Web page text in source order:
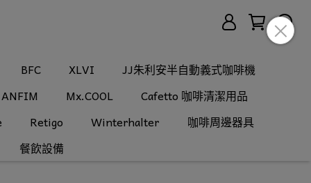
BFC XLVI
JJ朱利安半自動義式咖啡機
ANFIM
Mx.COOL
Cafetto 咖啡清潔用品
Retigo Winterhalter
咖啡周邊器具
餐飲設備